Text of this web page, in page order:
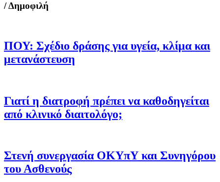
/ Δημοφιλή
ΠΟΥ: Σχέδιο δράσης για υγεία, κλίμα και
μετανάστευση
Γιατί η διατροφή πρέπει να καθοδηγείται
από κλινικό διαιτολόγο;
Στενή συνεργασία ΟΚΥπΥ και Συνηγόρου
του Ασθενούς